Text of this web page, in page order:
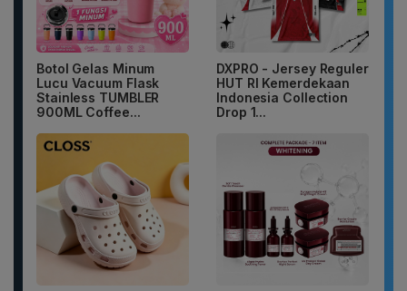
Botol Gelas Minum
Lucu Vacuum Flask
Stainless TUMBLER
900ML Coffee...
DXPRO - Jersey Reguler
HUT RI Kemerdekaan
Indonesia Collection
Drop 1...